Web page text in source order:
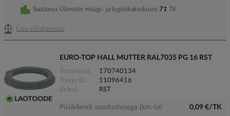
Lisa võrdlusesse
Saadavus Ülemiste müügi- ja logistikakeskuses 71 TK
EURO-TOP HALL MUTTER RAL7035 PG 16 RST
Tootekood
170740134
Tootja ID
11096416
Bränd
RST
Püsikliendi soodustusega (km-ta) 0,09 €/TK